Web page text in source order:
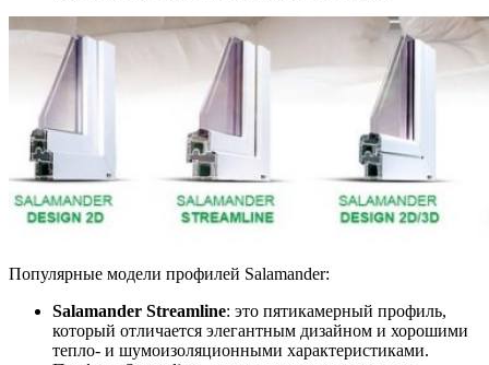
Популярные модели профилей Salamander:
Salamander Streamline: это пятикамерный профиль,
который отличается элегантным дизайном и хорошими
тепло- и шумоизоляционными характеристиками.